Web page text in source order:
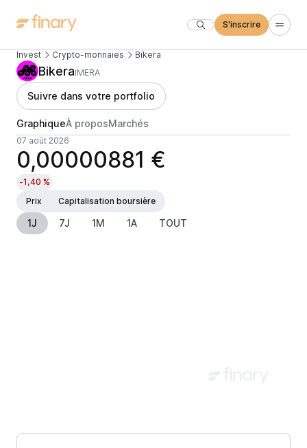
S'inscrire
Invest Crypto-monnaies Bikera
BikeraIMERA
Suivre dans votre portfolio
GraphiqueÀ proposMarchés
07 août 2026
0,00000881 €
-1,40 %
Prix
Capitalisation boursière
1J 7J 1M 1A TOUT